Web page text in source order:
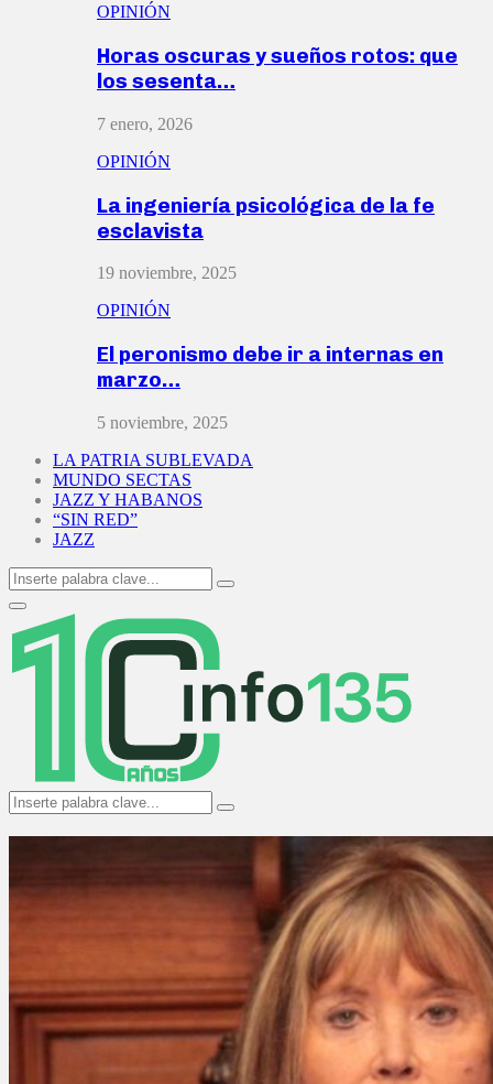
OPINIÓN
Horas oscuras y sueños rotos: que
los sesenta…
7 enero, 2026
OPINIÓN
La ingeniería psicológica de la fe
esclavista
19 noviembre, 2025
OPINIÓN
El peronismo debe ir a internas en
marzo…
5 noviembre, 2025
LA PATRIA SUBLEVADA
MUNDO SECTAS
JAZZ Y HABANOS
“SIN RED”
JAZZ
Search
for:
Search
Primary
Menu
Search
for:
Search